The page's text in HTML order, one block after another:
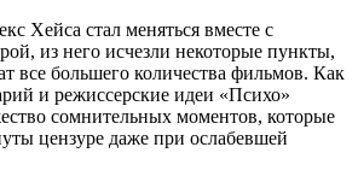
Хейса стал меняться вместе с
из него исчезли некоторые пункты,
все большего количества фильмов. Как
и режиссерские идеи «Психо»
сомнительных моментов, которые
цензуре даже при ослабевшей